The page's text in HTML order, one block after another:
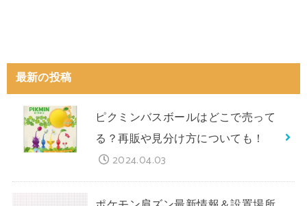
最新の投稿
ピクミンバスボールはどこで売って
る？再販や見分け方についても！
2024.04.03